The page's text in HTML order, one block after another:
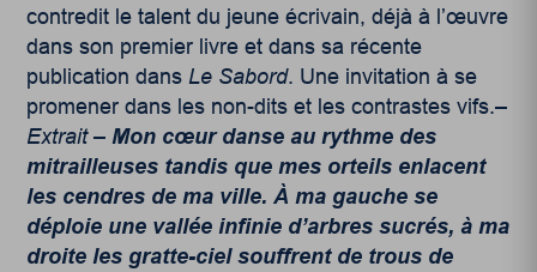
contredit le talent du jeune écrivain, déjà à l’œuvre
dans son premier livre et dans sa récente
publication dans Le Sabord. Une invitation à se
promener dans les non-dits et les contrastes vifs.–
Extrait – Mon cœur danse au rythme des
mitrailleuses tandis que mes orteils enlacent
les cendres de ma ville. À ma gauche se
déploie une vallée infinie d’arbres sucrés, à ma
droite les gratte-ciel souffrent de trous de